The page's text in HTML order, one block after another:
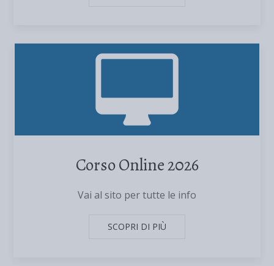
Corso Online 2026
Vai al sito per tutte le info
SCOPRI DI PIÙ